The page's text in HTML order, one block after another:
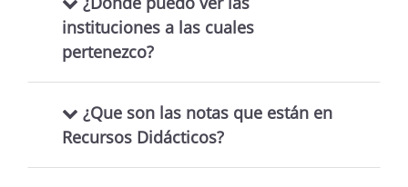
instituciones a las cuales
pertenezco?
Recursos Didácticos?